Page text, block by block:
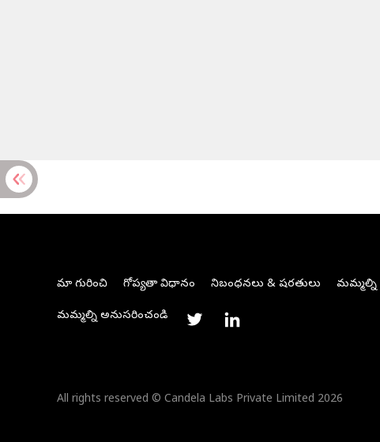
మా గురించి గోప్యతా విధానం నిబంధనలు & షరతులు మమ్మల్ని
మమ్మల్ని అనుసరించండి
All rights reserved © Candela Labs Private Limited 2026